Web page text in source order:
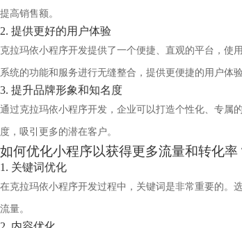
提高销售额。
2. 提供更好的用户体验
克拉玛依小程序开发提供了一个便捷、直观的平台，使
系统的功能和服务进行无缝整合，提供更便捷的用户体验
3. 提升品牌形象和知名度
通过克拉玛依小程序开发，企业可以打造个性化、专属
度，吸引更多的潜在客户。
如何优化小程序以获得更多流量和转化率
1. 关键词优化
在克拉玛依小程序开发过程中，关键词是非常重要的。
流量。